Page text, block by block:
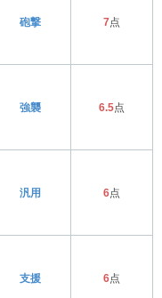
砲撃 7点
強襲 6.5点
汎用 6点
支援 6点